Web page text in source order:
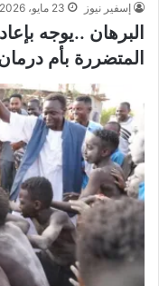
إسفير نيوز 23 مايو، 2026
البرهان ..يوجه
المتضررة بأم